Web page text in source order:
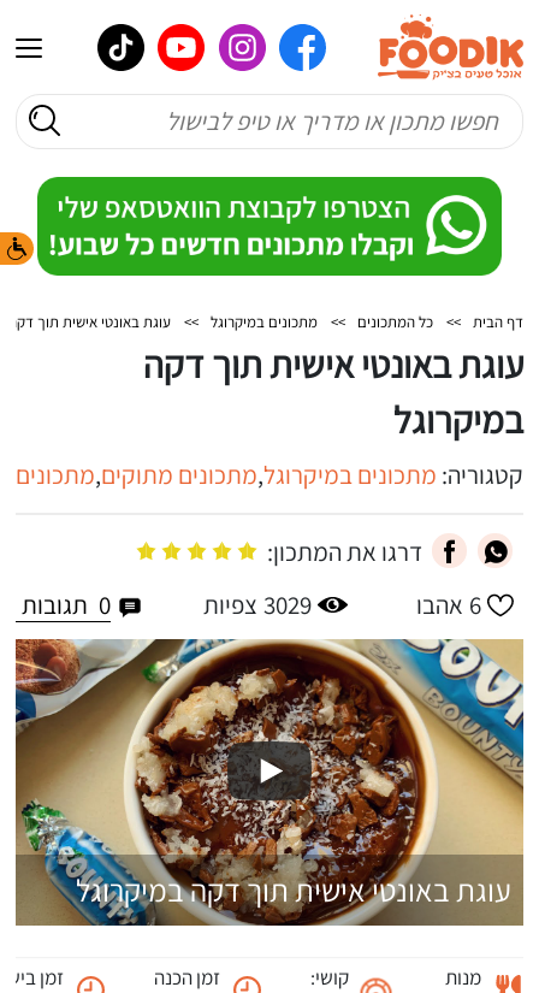
דף הבית >> כל המתכונים >> מתכונים במיקרוגל >> עוגת באונטי אישית תוך דקה
עוגת באונטי אישית תוך דקה
במיקרוגל
קטגוריה: מתכונים במיקרוגל,מתכונים מתוקים,מתכונים
דרגו את המתכון:
6 אהבו 3029 צפיות 0 תגובות
עוגת באונטי אישית תוך דקה במיקרוגל
מנות קושי: זמן הכנה זמן